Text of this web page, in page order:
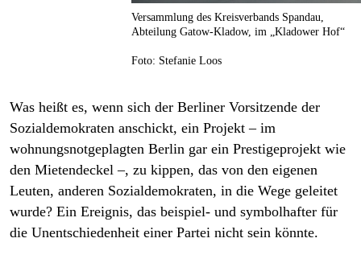
Versammlung des Kreis­verbands Spandau,
Abteilung Gatow-Kladow, im „Kladower Hof“
Foto: Stefanie Loos
Was heißt es, wenn sich der Berliner Vorsitzende der
Sozialdemokraten anschickt, ein Projekt – im
wohnungsnotgeplagten Berlin gar ein Prestigeprojekt wie
den Mietendeckel –, zu kippen, das von den eigenen
Leuten, anderen Sozialdemokraten, in die Wege geleitet
wurde? Ein Ereignis, das beispiel- und symbolhafter für
die Unentschiedenheit einer Partei nicht sein könnte.